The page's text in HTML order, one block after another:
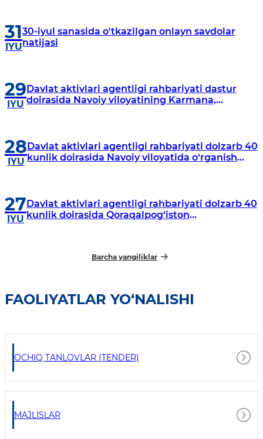
31
IYU
30-iyul sanasida o'tkazilgan onlayn savdolar
natijasi
29
IYU
Davlat aktivlari agentligi rahbariyati dastur
doirasida Navoiy viloyatining Karmana,
28
IYU
Davlat aktivlari agentligi rahbariyati dolzarb 40
kunlik doirasida Navoiy viloyatida o‘rganish
27
IYU
Davlat aktivlari agentligi rahbariyati dolzarb 40
kunlik doirasida Qoraqalpog‘iston
Barcha yangiliklar
FAOLIYATLAR YO‘NALISHI
OCHIQ TANLOVLAR (TENDER)
MAJLISLAR